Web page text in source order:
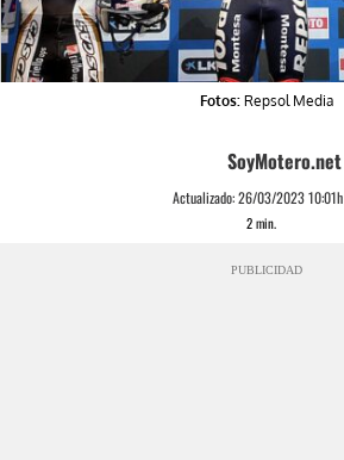
Fotos: Repsol Media
SoyMotero.net
Actualizado:26/03/2023 10:01h
2min.
PUBLICIDAD